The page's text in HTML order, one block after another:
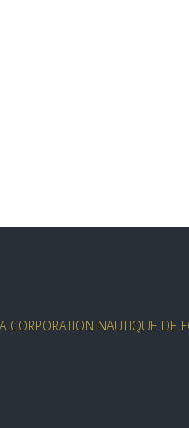
NAUTIQUE DE